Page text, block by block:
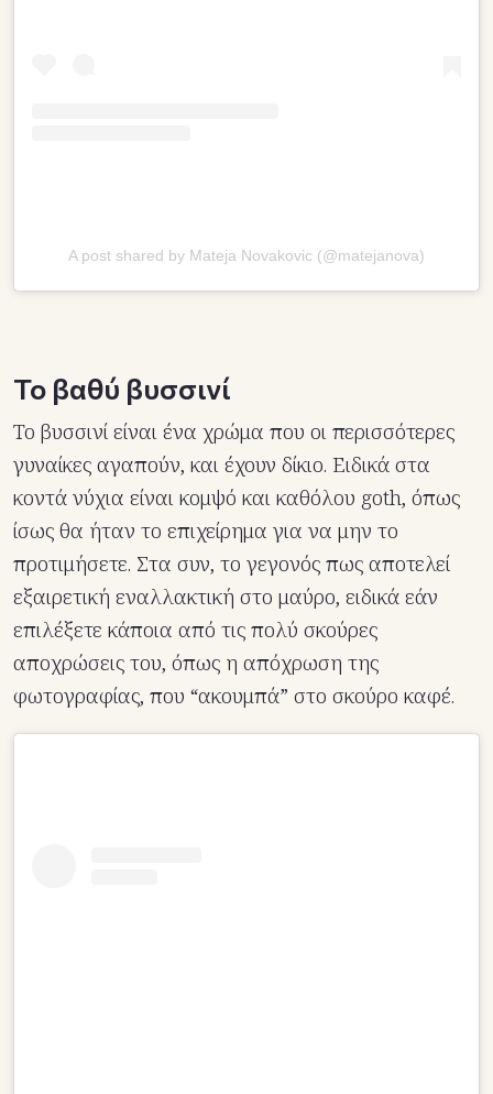
A post shared by Mateja Novakovic (@matejanova)
Το βαθύ βυσσινί
Το βυσσινί είναι ένα χρώμα που οι περισσότερες
γυναίκες αγαπούν, και έχουν δίκιο. Ειδικά στα
κοντά νύχια είναι κομψό και καθόλου goth, όπως
ίσως θα ήταν το επιχείρημα για να μην το
προτιμήσετε. Στα συν, το γεγονός πως αποτελεί
εξαιρετική εναλλακτική στο μαύρο, ειδικά εάν
επιλέξετε κάποια από τις πολύ σκούρες
αποχρώσεις του, όπως η απόχρωση της
φωτογραφίας, που “ακουμπά” στο σκούρο καφέ.